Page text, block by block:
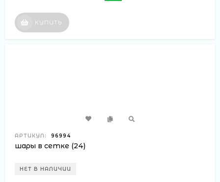
КУПИТЬ
АРТИКУЛ: 96994
шары в сетке (24)
НЕТ В НАЛИЧИИ